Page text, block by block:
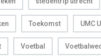
Toekomst UMC
Voetbal